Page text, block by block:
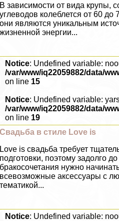
В зависимости от вида крупы,
углеводов колeблется от 60 до
они являются уникальным
жизненной энергии...
Notice: Undefined variable:
/var/www/iq22059882/data/
on line 15
Notice: Undefined variable:
/var/www/iq22059882/data/
on line 19
Свадьба в стиле Love is
Love is свадьба требует
подготовки, поэтому задолго
бpaкосочетания нужно
всевозможные аксессуары с
тематикой...
Notice: Undefined variable: